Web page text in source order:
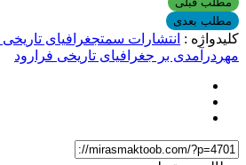
مطلب بعدی
کلیدواژه : انتشارات سمتجغرافیای تاریخی
مهر درآمدی بر جغرافیای تاریخی فرارود